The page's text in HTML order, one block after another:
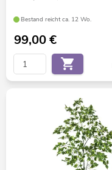
Bestand reicht ca. 12 Wo.
99,00€